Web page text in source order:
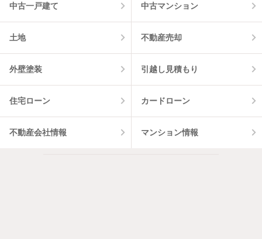
中古一戸建て 中古マンション
土地 不動産売却
外壁塗装 引越し見積もり
住宅ローン カードローン
不動産会社情報 マンション情報